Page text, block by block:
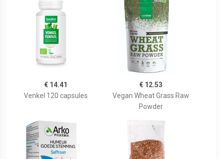
€ 14.41
Venkel 120 capsules
€ 12.53
Vegan Wheat Grass Raw
Powder